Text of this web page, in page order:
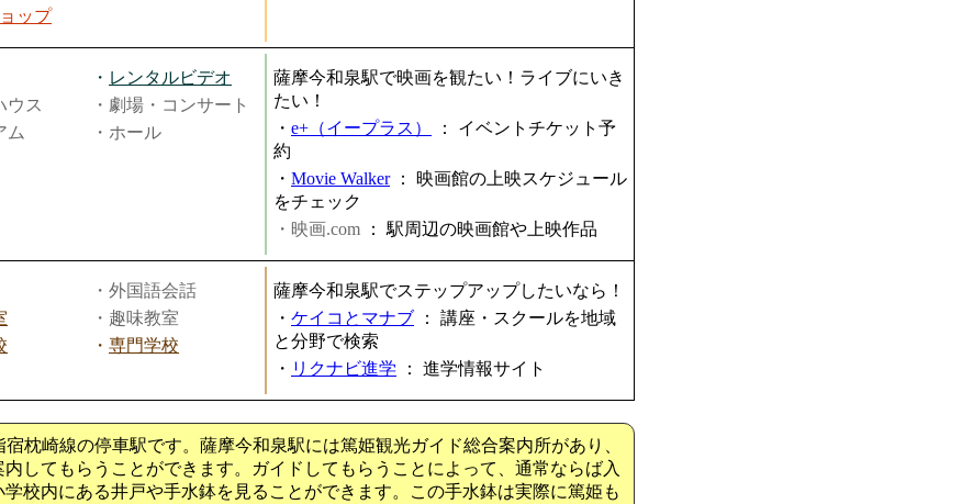
ップ
・ レンタルビデオ
ウス
・劇場・コンサート
ム
・ホール
薩摩今和泉駅で映画を観たい！ライブにいき
たい！
・ e+（イープラス） ： イベントチケット予
約
・ Movie Walker： 映画館の上映スケジュール
をチェック
・映画.com ： 駅周辺の映画館や上映作品
・外国語会話
・趣味教室
・ 専門学校
薩摩今和泉駅でステップアップしたいなら！
・ ケイコとマナブ ： 講座・スクールを地域
と分野で検索
・ リクナビ進学 ： 進学情報サイト
宿枕崎線の停車駅です。薩摩今和泉駅には篤姫観光ガイド総合案内所があり、
してもらうことができます。ガイドしてもらうことによって、通常ならば入
学校内にある井戸や手水鉢を見ることができます。この手水鉢は実際に篤姫も